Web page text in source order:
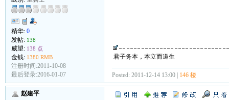
精华: 0
发帖: 138
威望: 138 点
金钱: 1380 RMB
注册时间:2011-10-08
最后登录:2016-01-07
君子务本，本立而道生
Posted: 2011-12-14 13:00 | 146 楼
赵建平